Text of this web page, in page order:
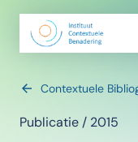
Contextuele
Publicatie / 2015